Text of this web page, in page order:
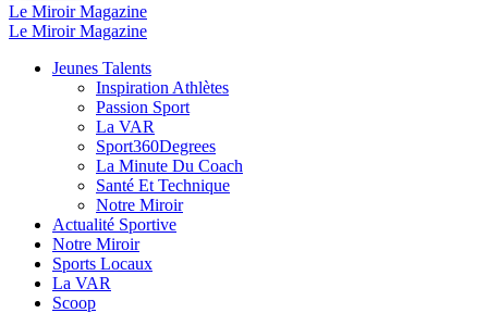
Le Miroir Magazine
Le Miroir Magazine
Jeunes Talents
Inspiration Athlètes
Passion Sport
La VAR
Sport360Degrees
La Minute Du Coach
Santé Et Technique
Notre Miroir
Actualité Sportive
Notre Miroir
Sports Locaux
La VAR
Scoop